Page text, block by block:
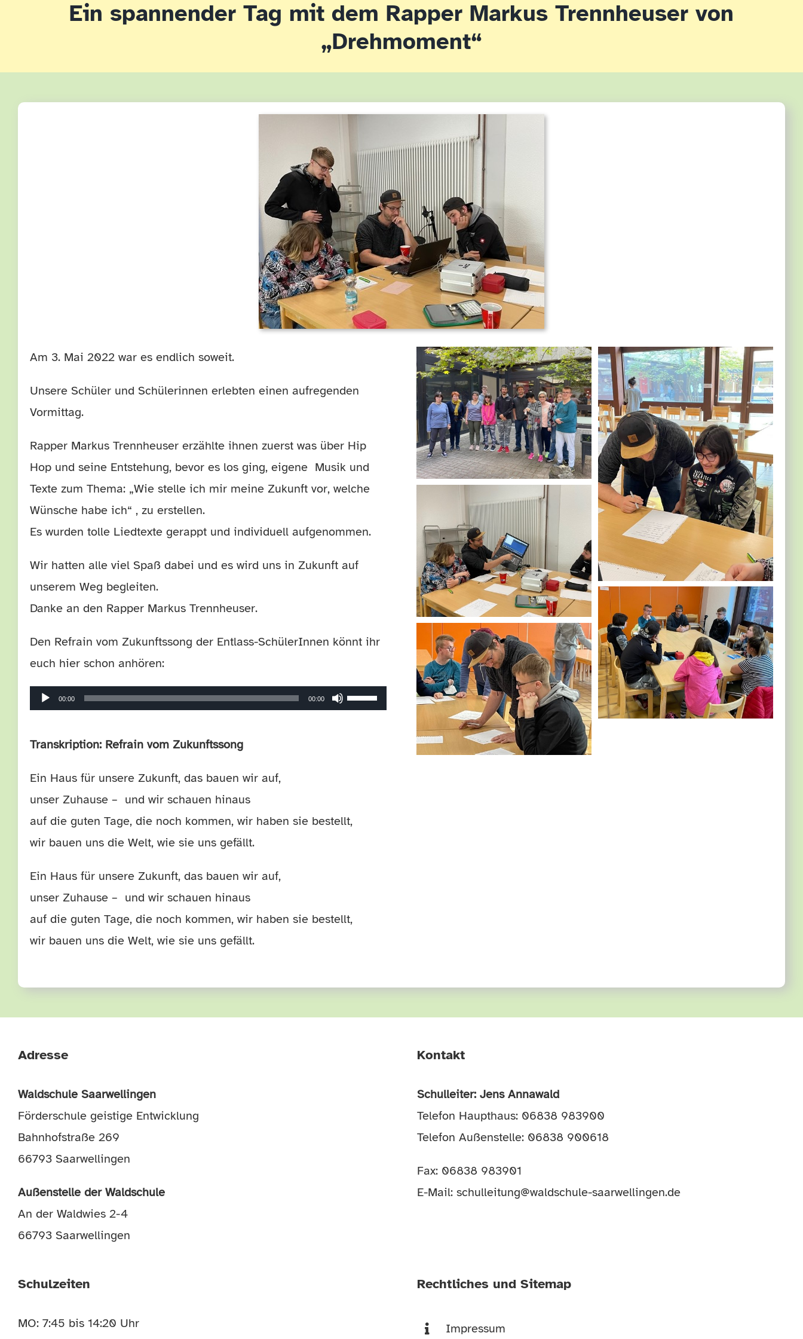
Ein spannender Tag mit dem Rapper Markus Trennheuser von
„Drehmoment“
Am 3. Mai 2022 war es endlich soweit.
Unsere Schüler und Schülerinnen erlebten einen aufregenden
Vormittag.
Rapper Markus Trennheuser erzählte ihnen zuerst was über Hip
Hop und seine Entstehung, bevor es los ging, eigene Musik und
Texte zum Thema: „Wie stelle ich mir meine Zukunft vor, welche
Wünsche habe ich“ , zu erstellen.
Es wurden tolle Liedtexte gerappt und individuell aufgenommen.
Wir hatten alle viel Spaß dabei und es wird uns in Zukunft auf
unserem Weg begleiten.
Danke an den Rapper Markus Trennheuser.
Den Refrain vom Zukunftssong der Entlass-SchülerInnen könnt ihr
euch hier schon anhören:
Audio-00:00 00:00
Pfeiltasten
zu
Transkription: Refrain vom Zukunftssong
Ein Haus für unsere Zukunft, das bauen wir auf,
unser Zuhause – und wir schauen hinaus
auf die guten Tage, die noch kommen, wir haben sie bestellt,
wir bauen uns die Welt, wie sie uns gefällt.
Ein Haus für unsere Zukunft, das bauen wir auf,
unser Zuhause – und wir schauen hinaus
auf die guten Tage, die noch kommen, wir haben sie bestellt,
wir bauen uns die Welt, wie sie uns gefällt.
Adresse
Waldschule Saarwellingen
Förderschule geistige Entwicklung
Bahnhofstraße 269
66793 Saarwellingen
Außenstelle der Waldschule
An der Waldwies 2-4
66793 Saarwellingen
Kontakt
Schulleiter: Jens Annawald
Telefon Haupthaus: 06838 983900
Telefon Außenstelle: 06838 900618
Fax: 06838 983901
E-Mail: schulleitung@waldschule-saarwellingen.de
Schulzeiten
MO: 7:45 bis 14:20 Uhr
Rechtliches und Sitemap
Impressum